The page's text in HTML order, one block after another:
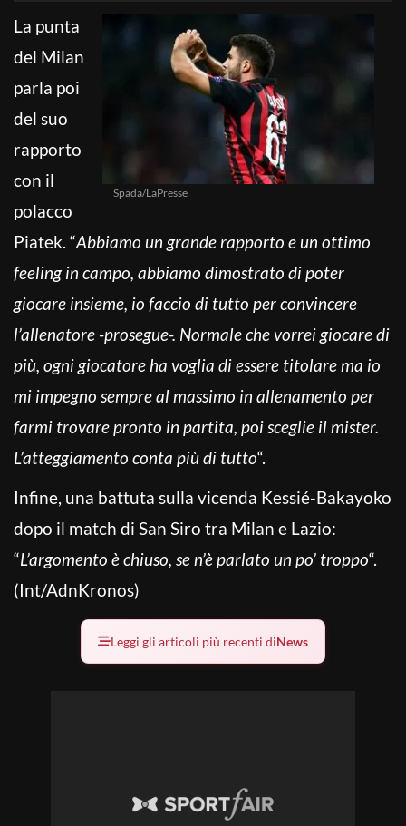
Spada/LaPresse
La punta
del Milan
parla poi
del suo
rapporto
con il
polacco
Piatek. “Abbiamo un grande rapporto e un ottimo
feeling in campo, abbiamo dimostrato di poter
giocare insieme, io faccio di tutto per convincere
l’allenatore -prosegue-. Normale che vorrei giocare di
più, ogni giocatore ha voglia di essere titolare ma io
mi impegno sempre al massimo in allenamento per
farmi trovare pronto in partita, poi sceglie il mister.
L’atteggiamento conta più di tutto“.
Infine, una battuta sulla vicenda Kessié-Bakayoko
dopo il match di San Siro tra Milan e Lazio:
“L’argomento è chiuso, se n’è parlato un po’ troppo“.
(Int/AdnKronos)
Leggi gli articoli più recenti diNews